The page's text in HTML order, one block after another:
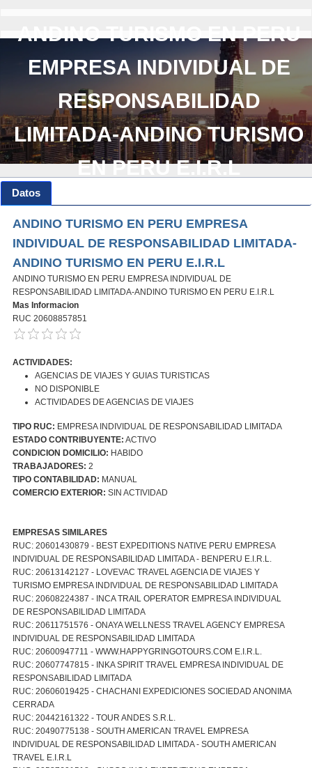
ANDINO TURISMO EN PERU
EMPRESA INDIVIDUAL DE
RESPONSABILIDAD
LIMITADA-ANDINO TURISMO
EN PERU E.I.R.L
Datos
ANDINO TURISMO EN PERU EMPRESA
INDIVIDUAL DE RESPONSABILIDAD LIMITADA-
ANDINO TURISMO EN PERU E.I.R.L
ANDINO TURISMO EN PERU EMPRESA INDIVIDUAL DE
RESPONSABILIDAD LIMITADA-ANDINO TURISMO EN PERU E.I.R.L
Mas Informacion
RUC 20608857851
ACTIVIDADES:
AGENCIAS DE VIAJES Y GUIAS TURISTICAS
NO DISPONIBLE
ACTIVIDADES DE AGENCIAS DE VIAJES
TIPO RUC: EMPRESA INDIVIDUAL DE RESPONSABILIDAD LIMITADA
ESTADO CONTRIBUYENTE: ACTIVO
CONDICION DOMICILIO: HABIDO
TRABAJADORES: 2
TIPO CONTABILIDAD: MANUAL
COMERCIO EXTERIOR: SIN ACTIVIDAD
EMPRESAS SIMILARES
RUC: 20601430879 - BEST EXPEDITIONS NATIVE PERU EMPRESA
INDIVIDUAL DE RESPONSABILIDAD LIMITADA - BENPERU E.I.R.L.
RUC: 20613142127 - LOVEVAC TRAVEL AGENCIA DE VIAJES Y
TURISMO EMPRESA INDIVIDUAL DE RESPONSABILIDAD LIMITADA
RUC: 20608224387 - INCA TRAIL OPERATOR EMPRESA INDIVIDUAL
DE RESPONSABILIDAD LIMITADA
RUC: 20611751576 - ONAYA WELLNESS TRAVEL AGENCY EMPRESA
INDIVIDUAL DE RESPONSABILIDAD LIMITADA
RUC: 20600947711 - WWW.HAPPYGRINGOTOURS.COM E.I.R.L.
RUC: 20607747815 - INKA SPIRIT TRAVEL EMPRESA INDIVIDUAL DE
RESPONSABILIDAD LIMITADA
RUC: 20606019425 - CHACHANI EXPEDICIONES SOCIEDAD ANONIMA
CERRADA
RUC: 20442161322 - TOUR ANDES S.R.L.
RUC: 20490775138 - SOUTH AMERICAN TRAVEL EMPRESA
INDIVIDUAL DE RESPONSABILIDAD LIMITADA - SOUTH AMERICAN
TRAVEL E.I.R.L